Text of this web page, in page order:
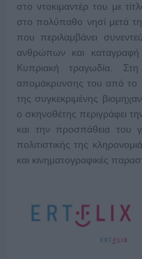
στο ντοκιμαντέρ του με
στο πολύπαθο νησί μετά
που περιλαμβάνει
ανθρώπων και
Κυπριακή τραγωδία.
απομάκρυνσης του από το
της συγκεκριμένης
ο σκηνοθέτης περιγράφει
και την προσπάθεια του
πολιτιστικής της
και κινηματογραφικές